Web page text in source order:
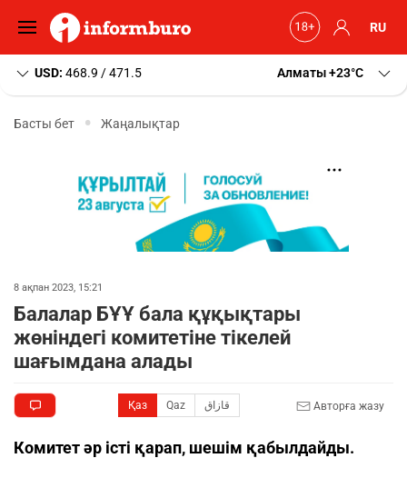
RU
USD: 468.9 / 471.5 Алматы+23 C
Басты бет Жаңалықтар
8 ақпан 2023, 15:21
Балалар БҰҰ бала құқықтары
жөніндегі комитетіне тікелей
шағымдана алады
Қаз Qaz قازاق Авторға жазу
Комитет әр істі қарап, шешім қабылдайды.